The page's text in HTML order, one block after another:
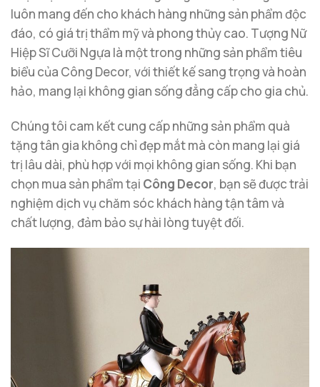
luôn mang đến cho khách hàng những sản phẩm độc
đáo, có giá trị thẩm mỹ và phong thủy cao. Tượng Nữ
Hiệp Sĩ Cưỡi Ngựa là một trong những sản phẩm tiêu
biểu của Công Decor, với thiết kế sang trọng và hoàn
hảo, mang lại không gian sống đẳng cấp cho gia chủ.
Chúng tôi cam kết cung cấp những sản phẩm quà
tặng tân gia không chỉ đẹp mắt mà còn mang lại giá
trị lâu dài, phù hợp với mọi không gian sống. Khi bạn
chọn mua sản phẩm tại Công Decor, bạn sẽ được trải
nghiệm dịch vụ chăm sóc khách hàng tận tâm và
chất lượng, đảm bảo sự hài lòng tuyệt đối.